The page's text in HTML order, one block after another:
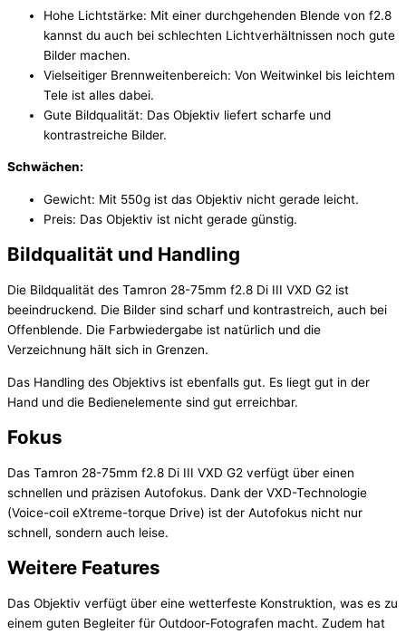
Hohe Lichtstärke: Mit einer durchgehenden Blende von f2.8
kannst du auch bei schlechten Lichtverhältnissen noch gute
Bilder machen.
Vielseitiger Brennweitenbereich: Von Weitwinkel bis leichtem
Tele ist alles dabei.
Gute Bildqualität: Das Objektiv liefert scharfe und
kontrastreiche Bilder.
Schwächen:
Gewicht: Mit 550g ist das Objektiv nicht gerade leicht.
Preis: Das Objektiv ist nicht gerade günstig.
Bildqualität und Handling
Die Bildqualität des Tamron 28-75mm f2.8 Di III VXD G2 ist
beeindruckend. Die Bilder sind scharf und kontrastreich, auch bei
Offenblende. Die Farbwiedergabe ist natürlich und die
Verzeichnung hält sich in Grenzen.
Das Handling des Objektivs ist ebenfalls gut. Es liegt gut in der
Hand und die Bedienelemente sind gut erreichbar.
Fokus
Das Tamron 28-75mm f2.8 Di III VXD G2 verfügt über einen
schnellen und präzisen Autofokus. Dank der VXD-Technologie
(Voice-coil eXtreme-torque Drive) ist der Autofokus nicht nur
schnell, sondern auch leise.
Weitere Features
Das Objektiv verfügt über eine wetterfeste Konstruktion, was es zu
einem guten Begleiter für Outdoor-Fotografen macht. Zudem hat